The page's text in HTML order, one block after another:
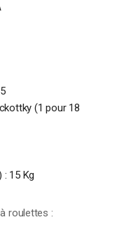
(1 pour 18
15 Kg
roulettes :